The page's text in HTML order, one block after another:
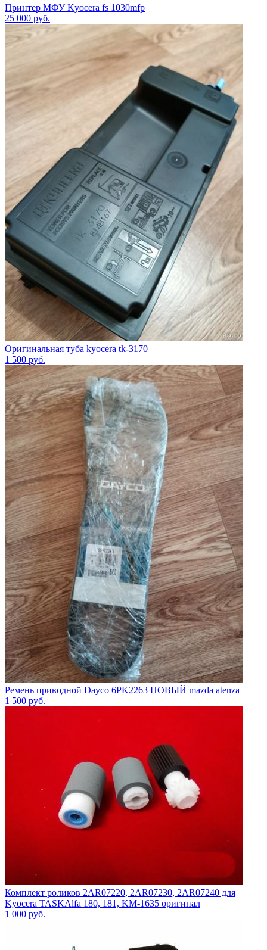
Принтер МФУ Kyocera fs 1030mfp
25 000 руб.
Оригинальная туба kyocera tk-3170
1 500 руб.
Ремень приводной Dayco 6PK2263 НОВЫЙ mazda atenza
1 500 руб.
Комплект роликов 2AR07220, 2AR07230, 2AR07240 для
Kyocera TASKAlfa 180, 181, KM-1635 оригинал
1 000 руб.